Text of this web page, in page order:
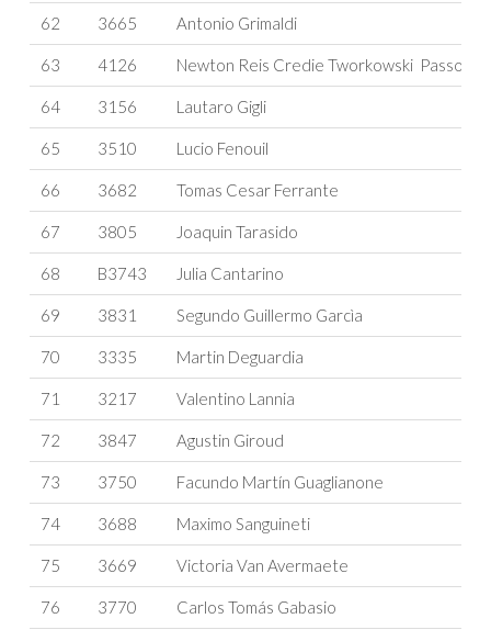
62 3665 Antonio Grimaldi
63 4126 Newton Reis Credie Tworkowski Passos
64 3156 Lautaro Gigli
65 3510 Lucio Fenouil
66 3682 Tomas Cesar Ferrante
67 3805 Joaquin Tarasido
68 B3743 Julia Cantarino
69 3831 Segundo Guillermo Garcìa
70 3335 Martin Deguardia
71 3217 Valentino Lannia
72 3847 Agustin Giroud
73 3750 Facundo Martín Guaglianone
74 3688 Maximo Sanguineti
75 3669 Victoria Van Avermaete
76 3770 Carlos Tomás Gabasio